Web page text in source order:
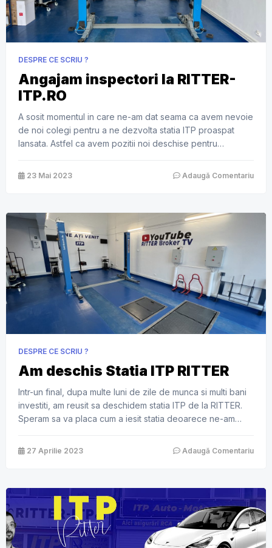
DESPRE CE SCRIU ?
Angajam inspectori la RITTER-
ITP.RO
A sosit momentul in care ne-am dat seama ca avem nevoie
de noi colegi pentru a ne dezvolta statia ITP proaspat
lansata. Astfel ca avem pozitii noi deschise pentru
de RAR si are codul de statie B0798 si este situata in
23 Mai 2023 Adaugă Comentariu
DESPRE CE SCRIU ?
Am deschis Statia ITP RITTER
Intr-un final, dupa multe luni de zile de munca si multi bani
investiti, am reusit sa deschidem statia ITP de la RITTER.
Speram sa va placa cum a iesit statia deoarece ne-am
care spunem noi ca a iesit la un nivel de calitate superior.
Prin […]
27 Aprilie 2023 Adaugă Comentariu